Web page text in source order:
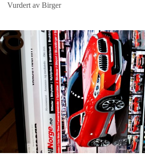
Vurdert av Birger